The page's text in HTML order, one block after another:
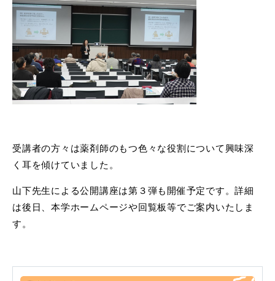
受講者の方々は薬剤師のもつ色々な役割について興味深
く耳を傾けていました。
山下先生による公開講座は第３弾も開催予定です。詳細
は後日、本学ホームページや回覧板等でご案内いたしま
す。